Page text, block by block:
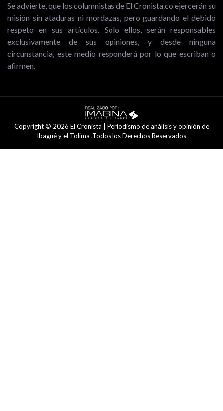
Se advierte, que los columnistas de El Cronista.co ejercerán su
misión sin ataduras ni mordazas, pero guardando el debido
respeto en sus artículos. Solo ellos, serán responsables
exclusivamente de sus opiniones, y desde ninguna
circunstancia, este medio responderá por lo que escriban o
afirmen.
Copyright © 2026 El Cronista | Periodismo de análisis y opinión de
Ibagué y el Tolima .Todos los Derechos Reservados